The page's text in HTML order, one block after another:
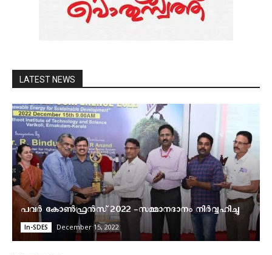
LATEST NEWS
പവർ കോൺഫ്രൻസ് 2022 -സമ്മാനദാനം നിർവ്വഹിച്ചു
In-SDES December 15, 2022